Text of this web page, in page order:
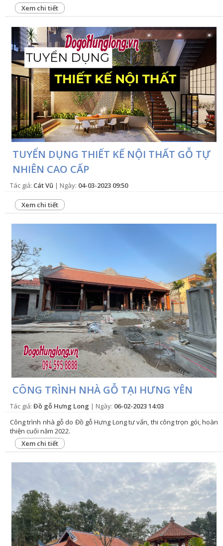
Xem chi tiết
TUYỂN DỤNG THIẾT KẾ NỘI THẤT GỖ TỰ
NHIÊN CAO CẤP
Tác giả: Cát Vũ | Ngày: 04-03-2023 09:50
Xem chi tiết
CÔNG TRÌNH NHÀ GỖ TẠI HƯNG YÊN
Tác giả: Đồ gỗ Hưng Long | Ngày: 06-02-2023 14:03
Công trình nhà gỗ do Đồ gỗ Hưng Long tư vấn, thi công trọn gói, hoàn
thiện cuối năm 2022.
Xem chi tiết